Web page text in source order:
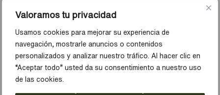
Valoramos tu privacidad
Usamos cookies para mejorar su experiencia de
navegación, mostrarle anuncios o contenidos
personalizados y analizar nuestro tráfico. Al hacer clic en
“Aceptar todo” usted da su consentimiento a nuestro uso
de las cookies.